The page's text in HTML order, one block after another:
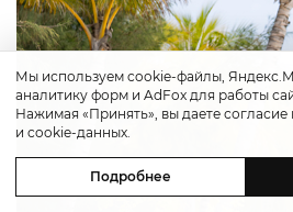
Мы используем cookie-файлы,
аналитику форм и AdFox для работы
Нажимая «Принять», вы даете согласие
и cookie-данных.
Подробнее